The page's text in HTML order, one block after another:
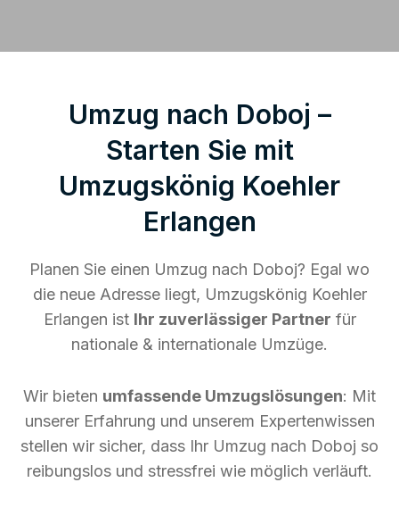
Umzug nach Doboj –
Starten Sie mit
Umzugskönig Koehler
Erlangen
Planen Sie einen Umzug nach Doboj? Egal wo
die neue Adresse liegt, Umzugskönig Koehler
Erlangen ist Ihr zuverlässiger Partner für
nationale & internationale Umzüge.
Wir bieten umfassende Umzugslösungen: Mit
unserer Erfahrung und unserem Expertenwissen
stellen wir sicher, dass Ihr Umzug nach Doboj so
reibungslos und stressfrei wie möglich verläuft.